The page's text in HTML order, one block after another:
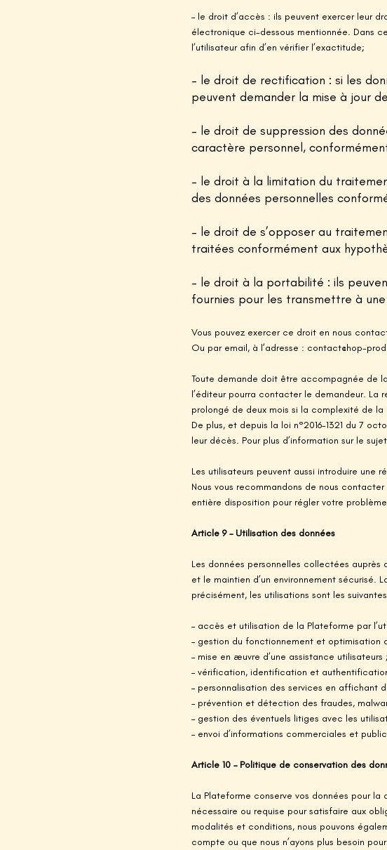
– le droit d’accès : ils peuvent exercer leur
électronique ci-dessous mentionnée. Dans
l’utilisateur afin d’en vérifier l’exactitude;
– le droit de rectification : si les
peuvent demander la mise à jour
– le droit de suppression des
caractère personnel,
– le droit à la limitation du
des données personnelles
– le droit de s’opposer au
traitées conformément aux
– le droit à la portabilité : ils
fournies pour les transmettre à
Vous pouvez exercer ce droit en nous
Ou par email, à l’adresse : contact@hop-
Toute demande doit être accompagnée de
l’éditeur pourra contacter le demandeur. La
prolongé de deux mois si la complexité de
De plus, et depuis la loi n°2016-1321 du 7
leur décès. Pour plus d’information sur le
Les utilisateurs peuvent aussi introduire
Nous vous recommandons de nous
entière disposition pour régler votre
Article 9 – Utilisation des données
Les données personnelles collectées
et le maintien d’un environnement sécurisé.
précisément, les utilisations sont les
– accès et utilisation de la Plateforme par
– gestion du fonctionnement et optimisation
– mise en æuvre d’une assistance utilisateurs ;
– vérification, identification et
– personnalisation des services en affichant
– prévention et détection des fraudes,
– gestion des éventuels litiges avec les
– envoi d’informations commerciales et
Article 10 – Politique de conservation des
La Plateforme conserve vos données pour la
nécessaire ou requise pour satisfaire aux
modalités et conditions, nous pouvons
compte ou que nous n’ayons plus besoin